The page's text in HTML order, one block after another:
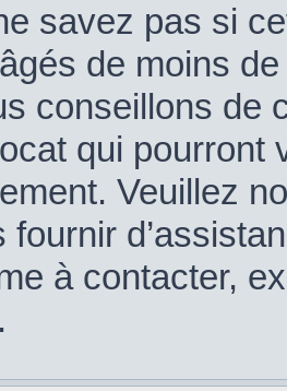
savez pas si
de moins
conseillons de
qui pourront
Veuillez
fournir
à contacter,